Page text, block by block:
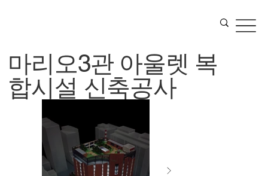
마리오3관 아울렛 복
합시설 신축공사